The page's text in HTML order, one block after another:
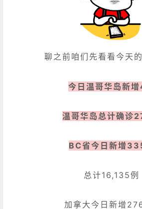
聊之前咱们先看看今天
今日温哥华岛新增
温哥华岛总计确诊
BC省今日新增
总计16,135例
加拿大今日新增